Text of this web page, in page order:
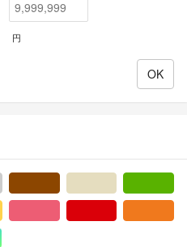
円
系
マルチカラー